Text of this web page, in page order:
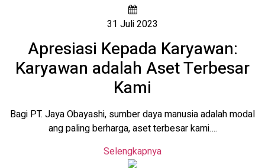
31 Juli 2023
Apresiasi Kepada Karyawan:
Karyawan adalah Aset Terbesar
Kami
Bagi PT. Jaya Obayashi, sumber daya manusia adalah modal
ang paling berharga, aset terbesar kami….
Selengkapnya